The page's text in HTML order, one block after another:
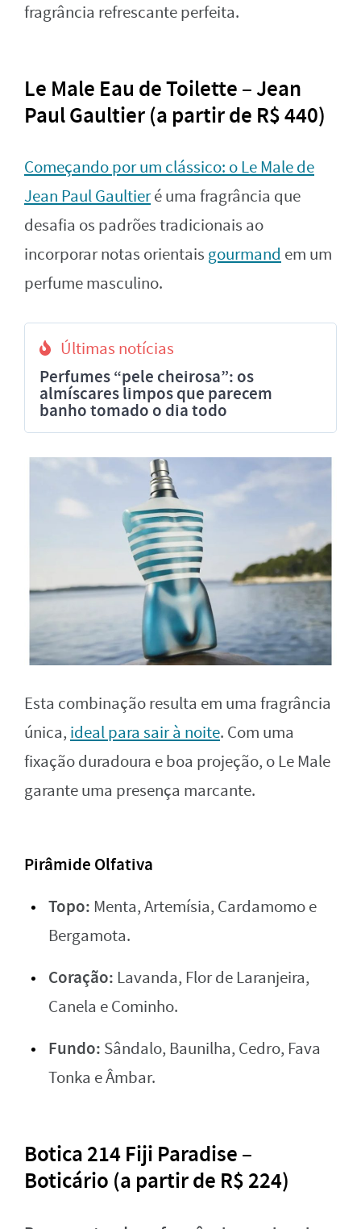
fragrância refrescante perfeita.
Le Male Eau de Toilette – Jean
Paul Gaultier (a partir de R$ 440)
Começando por um clássico: o Le Male de
Jean Paul Gaultieré uma fragrância que
desafia os padrões tradicionais ao
incorporar notas orientais gourmand em um
perfume masculino.
Últimas notícias
Perfumes “pele cheirosa”: os
almíscares limpos que parecem
banho tomado o dia todo
Esta combinação resulta em uma fragrância
única, ideal para sair à noite. Com uma
fixação duradoura e boa projeção, o Le Male
garante uma presença marcante.
Pirâmide Olfativa
Topo: Menta, Artemísia, Cardamomo e
Bergamota.
Coração: Lavanda, Flor de Laranjeira,
Canela e Cominho.
Fundo: Sândalo, Baunilha, Cedro, Fava
Tonka e Âmbar.
Botica 214 Fiji Paradise –
Boticário (a partir de R$ 224)